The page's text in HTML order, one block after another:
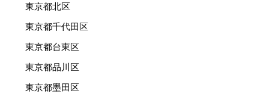
東京都北区
東京都千代田区
東京都台東区
東京都品川区
東京都墨田区